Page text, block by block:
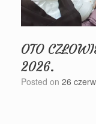
OTO
2026.
Posted on 26